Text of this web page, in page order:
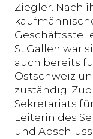
Ziegler. Nach
St.Gallen war
auch bereits
Ostschweiz
zuständig.
Sekretariats
Leiterin des
und